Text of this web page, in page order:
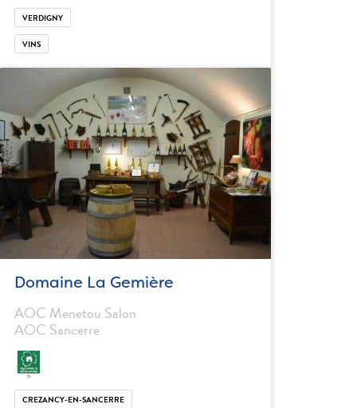
VERDIGNY
VINS
Domaine La Gemière
AOC Menetou Salon
AOC Sancerre
CREZANCY-EN-SANCERRE